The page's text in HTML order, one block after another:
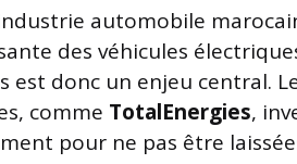
automobile
des véhicules
est donc un enjeu central.
comme TotalEnergies,
pour ne pas être